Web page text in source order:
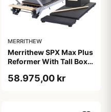
MERRITHEW
Merrithew SPX Max Plus
Reformer With Tall Box
med Vertical Frame, CE-
58.975,00 kr